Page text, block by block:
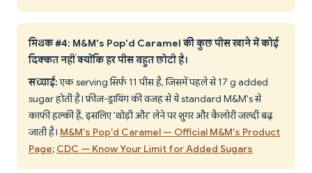
मिथक #4: M&M's Pop'd Caramel की कुछ पीस खाने में कोई
दिक्कत नहीं क्योंकि हर पीस बहुत छोटी है।
सच्चाई:एक serving सिर्फ 11 पीस है, जिसमें पहले से 17 g added
sugar होती है। फ्रीज़-ड्रायिंग की वजह से ये standard M&M's से
काफी हल्की हैं, इसलिए 'थोड़ी और' लेने पर शुगर और कैलोरी जल्दी बढ़
जाती है। M&M's Pop'd Caramel — Official M&M's Product
Page; CDC — Know Your Limit for Added Sugars